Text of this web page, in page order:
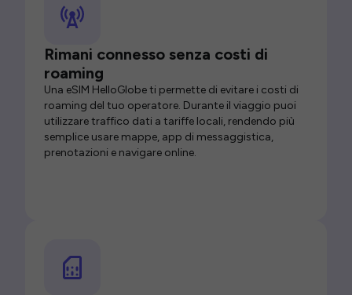
Rimani connesso senza costi di
roaming
Una eSIM HelloGlobe ti permette di evitare i costi di
roaming del tuo operatore. Durante il viaggio puoi
utilizzare traffico dati a tariffe locali, rendendo più
semplice usare mappe, app di messaggistica,
prenotazioni e navigare online.